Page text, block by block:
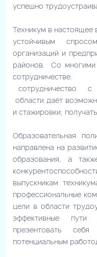
успешно
Техникум в настоящее
устойчивым
организаций и
районов. Со многими
сотрудничество
области даёт
и стажировки,
Образовательная
направлена на
образования, а
выпускникам
профессиональные
цели в области
эффективные
презентовать
потенциальным